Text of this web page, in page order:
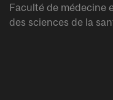
Faculté de médecine
des sciences de la